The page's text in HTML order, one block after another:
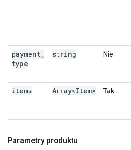
payment
type
string Nie
items Array<Item> Tak
Parametry produktu